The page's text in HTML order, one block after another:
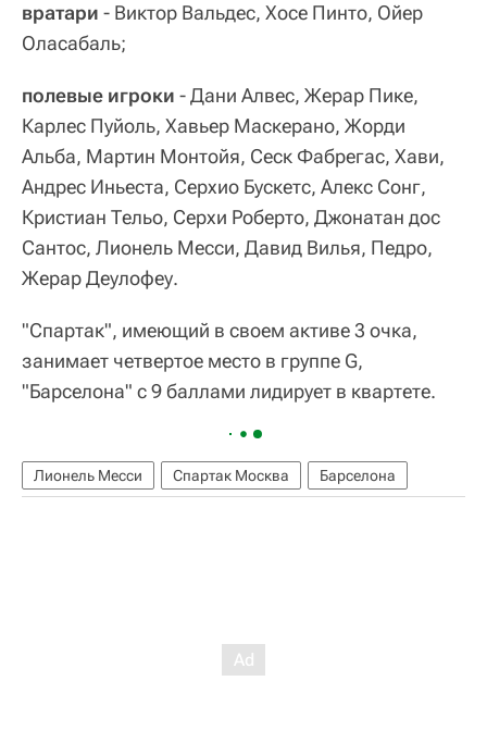
вратари - Виктор Вальдес, Хосе Пинто, Ойер
Оласабаль;
полевые игроки - Дани Алвес, Жерар Пике,
Карлес Пуйоль, Хавьер Маскерано, Жорди
Альба, Мартин Монтойя, Сеск Фабрегас, Хави,
Андрес Иньеста, Серхио Бускетс, Алекс Сонг,
Кристиан Тельо, Серхи Роберто, Джонатан дос
Сантос, Лионель Месси, Давид Вилья, Педро,
Жерар Деулофеу.
"Спартак", имеющий в своем активе 3 очка,
занимает четвертое место в группе G,
"Барселона" с 9 баллами лидирует в квартете.
Лионель Месси Спартак Москва Барселона